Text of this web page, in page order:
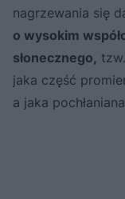
nagrzewania się
o wysokim
słonecznego,
jaka część
a jaka